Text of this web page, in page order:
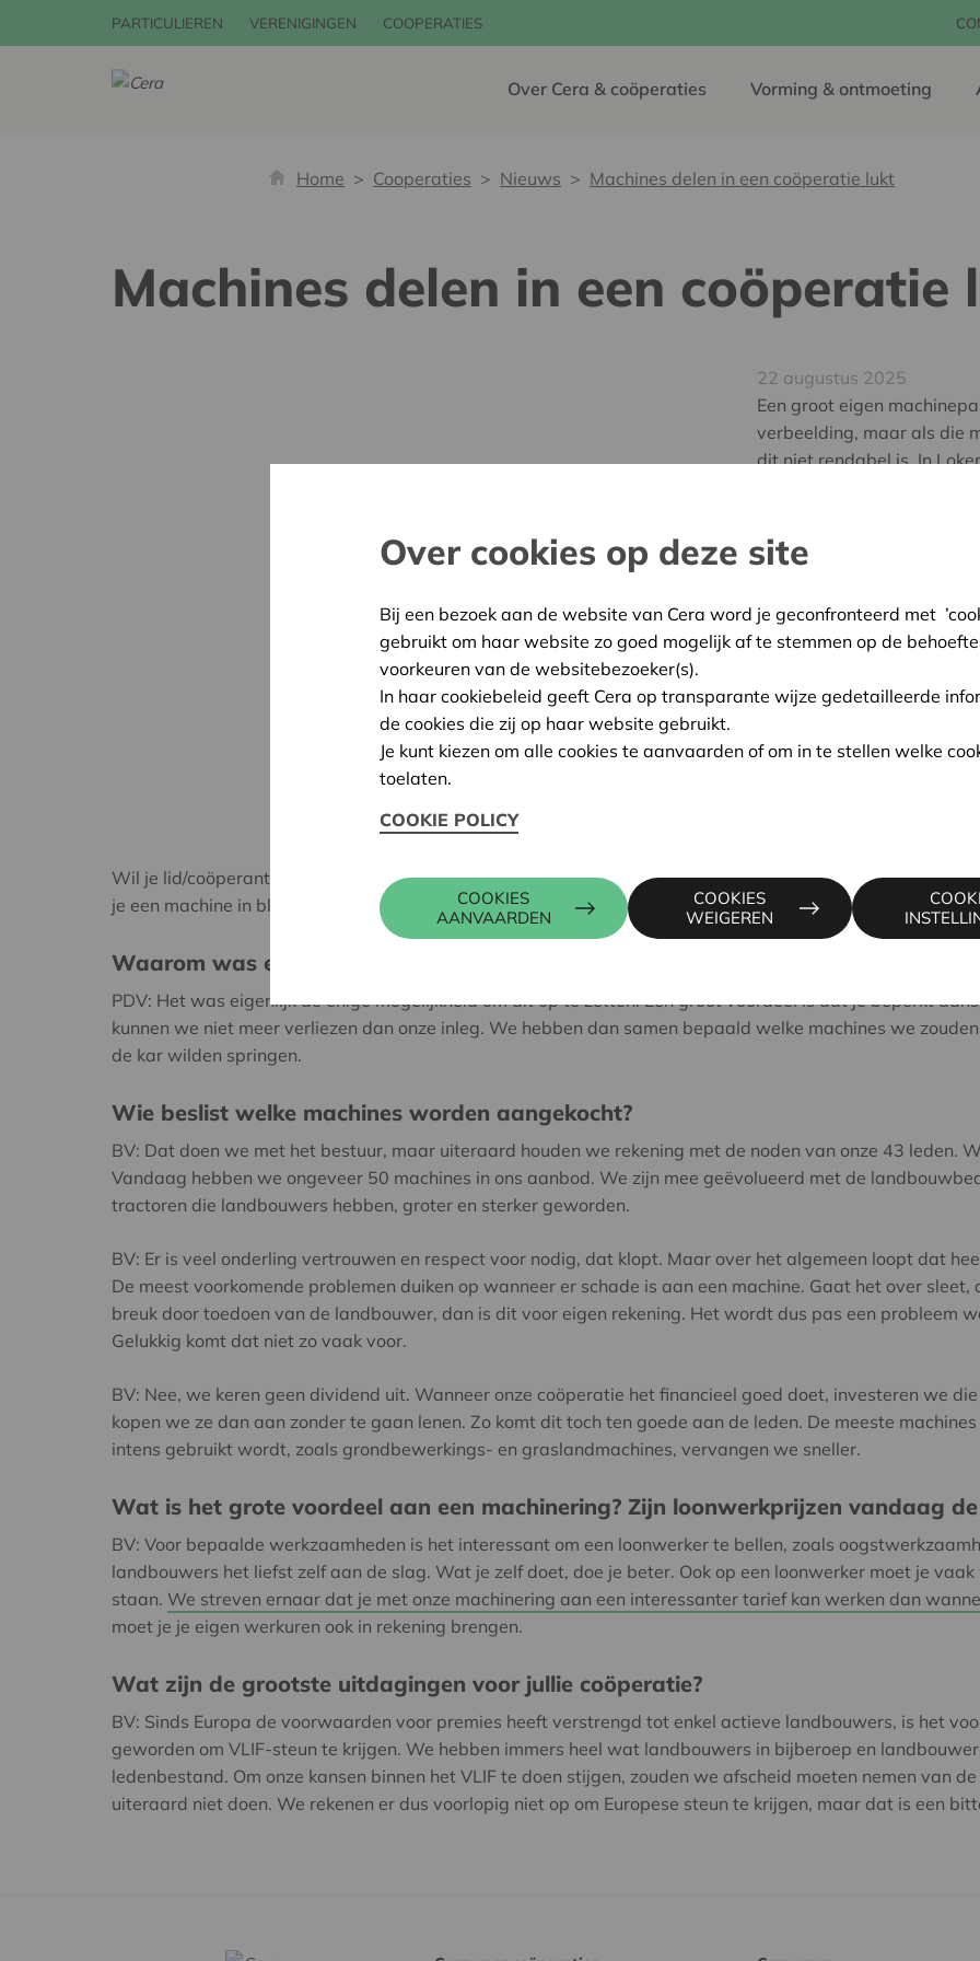
PARTICULIEREN VERENIGINGEN COOPERATIES
Over Cera & coöperaties Vorming & ontmoeting
Home Cooperaties Nieuws Machines delen in een coöperatie lukt
Machines delen in een coöperatie
22 augustus 2025
Een groot eigen
verbeelding, maar als die
dit niet rendabel is. In
machinering en werd er
verhaal van
In een gesprek met
en huidig secretaris Petra
nadelen van een
positief te zijn.
Wil je lid/coöperant worden, dan verwerf je voor 1.020 euro aandelen. In ruil krijg je toegang tot het
je een machine in blokken van 3 uur kan reserveren, voor maximaal 2 dagen na elkaar. Betalen doe je per
Waarom was een coöperatie voor jullie de meest geschikte samenwerkingsvorm?
PDV: Het was eigenlijk de enige mogelijkheid om dit op te zetten. Een groot voordeel is dat je beperkt
kunnen we niet meer verliezen dan onze inleg. We hebben dan samen bepaald welke machines we
de kar wilden springen.
Wie beslist welke machines worden aangekocht?
BV: Dat doen we met het bestuur, maar uiteraard houden we rekening met de noden van onze 43 leden.
Vandaag hebben we ongeveer 50 machines in ons aanbod. We zijn mee geëvolueerd met de
tractoren die landbouwers hebben, groter en sterker geworden.
BV: Er is veel onderling vertrouwen en respect voor nodig, dat klopt. Maar over het algemeen loopt dat
De meest voorkomende problemen duiken op wanneer er schade is aan een machine. Gaat het over
breuk door toedoen van de landbouwer, dan is dit voor eigen rekening. Het wordt dus pas een probleem
Gelukkig komt dat niet zo vaak voor.
BV: Nee, we keren geen dividend uit. Wanneer onze coöperatie het financieel goed doet, investeren we
kopen we ze dan aan zonder te gaan lenen. Zo komt dit toch ten goede aan de leden. De meeste
intens gebruikt wordt, zoals grondbewerkings- en graslandmachines, vervangen we sneller.
Wat is het grote voordeel aan een machinering? Zijn loonwerkprijzen vandaag
BV: Voor bepaalde werkzaamheden is het interessant om een loonwerker te bellen, zoals
landbouwers het liefst zelf aan de slag. Wat je zelf doet, doe je beter. Ook op een loonwerker moet je
staan. We streven ernaar dat je met onze machinering aan een interessanter tarief kan werken dan
moet je je eigen werkuren ook in rekening brengen.
Wat zijn de grootste uitdagingen voor jullie coöperatie?
BV: Sinds Europa de voorwaarden voor premies heeft verstrengd tot enkel actieve landbouwers, is het
geworden om VLIF-steun te krijgen. We hebben immers heel wat landbouwers in bijberoep en
ledenbestand. Om onze kansen binnen het VLIF te doen stijgen, zouden we afscheid moeten nemen van
uiteraard niet doen. We rekenen er dus voorlopig niet op om Europese steun te krijgen, maar dat is een
Over cookies op deze site
Bij een bezoek aan de website van Cera word je geconfronteerd met
gebruikt om haar website zo goed mogelijk af te stemmen op de
voorkeuren van de websitebezoeker(s).
In haar cookiebeleid geeft Cera op transparante wijze gedetailleerde
de cookies die zij op haar website gebruikt.
Je kunt kiezen om alle cookies te aanvaarden of om in te stellen welke
toelaten.
COOKIE POLICY
COOKIES
AANVAARDEN
COOKIES
WEIGEREN